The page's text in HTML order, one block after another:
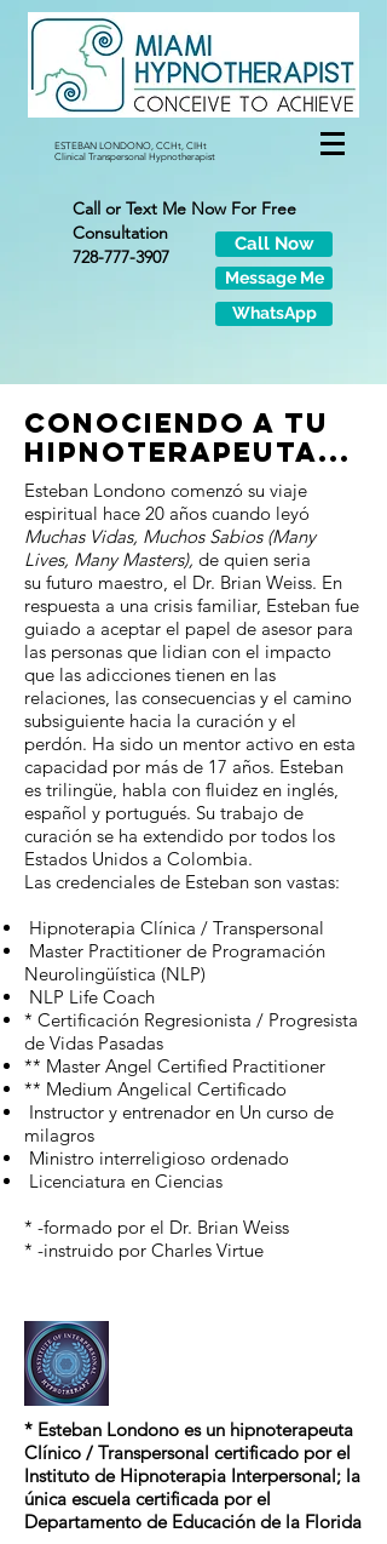
ESTEBAN LONDONO, CCHt, CIHt
Clinical Transpersonal Hypnotherapist
Call or Text Me Now For Free
Consultation
728-777-3907
Call Now
Message Me
WhatsApp
WhatsApp
CONOCIENDO A TU
HIPNOTERAPEUTA...
Esteban Londono comenzó su viaje
espiritual hace 20 años cuando leyó
Muchas Vidas, Muchos Sabios (Many
Lives, Many Masters), de quien seria
su futuro maestro, el Dr. Brian Weiss. En
respuesta a una crisis familiar, Esteban fue
guiado a aceptar el papel de asesor para
las personas que lidian con el impacto
que las adicciones tienen en las
relaciones, las consecuencias y el camino
subsiguiente hacia la curación y el
perdón. Ha sido un mentor activo en esta
capacidad por más de 17 años. Esteban
es trilingüe, habla con fluidez en inglés,
español y portugués. Su trabajo de
curación se ha extendido por todos los
Estados Unidos a Colombia.
Las credenciales de Esteban son vastas:
Hipnoterapia Clínica / Transpersonal
Master Practitioner de Programación
Neurolingüística (NLP)
NLP Life Coach
* Certificación Regresionista / Progresista
de Vidas Pasadas
** Master Angel Certified Practitioner
** Medium Angelical Certificado
Instructor y entrenador en Un curso de
milagros
Ministro interreligioso ordenado
Licenciatura en Ciencias
* -formado por el Dr. Brian Weiss
* -instruido por Charles Virtue
* Esteban Londono es un hipnoterapeuta
Clínico / Transpersonal certificado por el
Instituto de Hipnoterapia Interpersonal; la
única escuela certificada por el
Departamento de Educación de la Florida